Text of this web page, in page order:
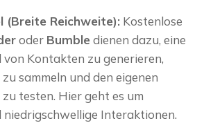
(Breite Reichweite): Kostenlose
oder Bumble dienen dazu, eine
Kontakten zu generieren,
sammeln und den eigenen
testen. Hier geht es um
Interaktionen.